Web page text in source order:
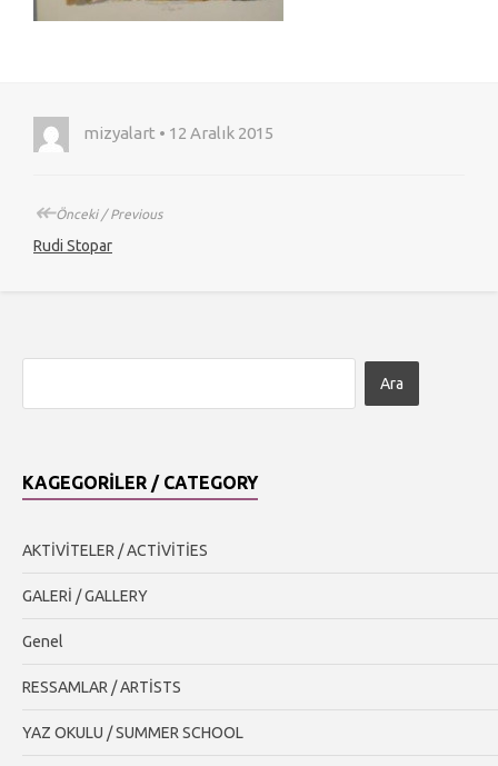
mizyalart • 12 Aralık 2015
↞Önceki / Previous
Rudi Stopar
KAGEGORILER / CATEGORY
AKTİVİTELER / ACTİVİTİES
GALERİ / GALLERY
Genel
RESSAMLAR / ARTİSTS
YAZ OKULU / SUMMER SCHOOL